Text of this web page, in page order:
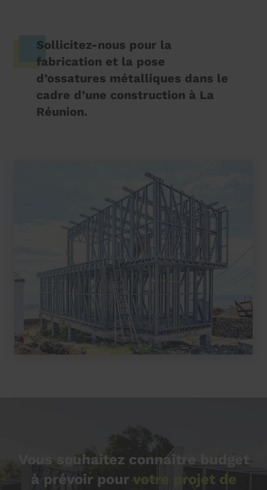
Sollicitez-nous pour la
fabrication et la pose
d’ossatures métalliques dans le
cadre d’une construction à La
Réunion.
Vous souhaitez connaître budget
à prévoir pour votre projet de